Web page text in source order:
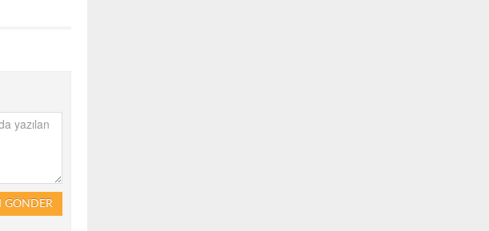
GÖNDER